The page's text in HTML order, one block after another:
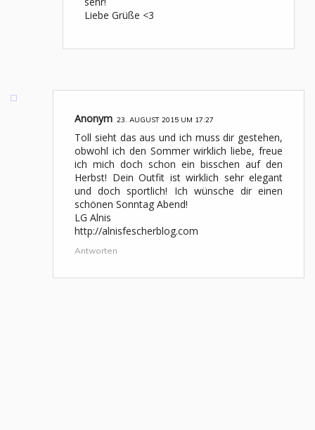
Liebe Grüße <3
Anonym 23. AUGUST 2015 UM 17:27
Toll sieht das aus und ich muss dir gestehen,
obwohl ich den Sommer wirklich liebe, freue
ich mich doch schon ein bisschen auf den
Herbst! Dein Outfit ist wirklich sehr elegant
und doch sportlich! Ich wünsche dir einen
schönen Sonntag Abend!
LG Alnis
http://alnisfescherblog.com
Antworten